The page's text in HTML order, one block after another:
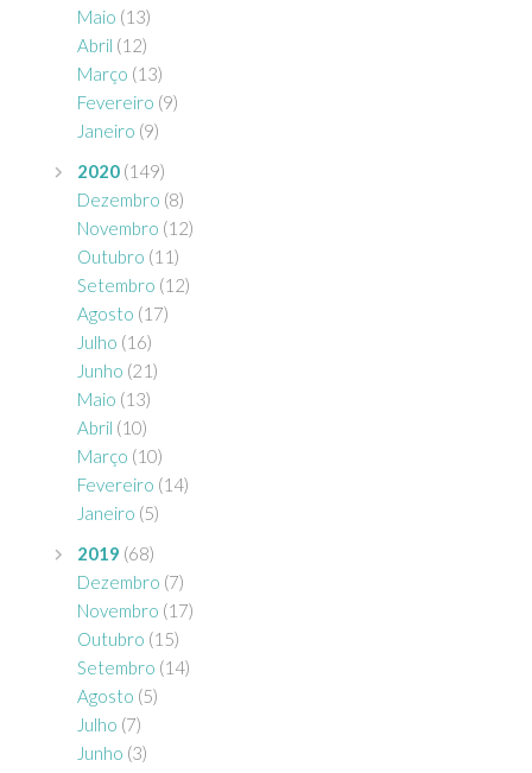
Maio (13)
Abril (12)
Março (13)
Fevereiro (9)
Janeiro (9)
2020 (149)
Dezembro (8)
Novembro (12)
Outubro (11)
Setembro (12)
Agosto (17)
Julho (16)
Junho (21)
Maio (13)
Abril (10)
Março (10)
Fevereiro (14)
Janeiro (5)
2019 (68)
Dezembro (7)
Novembro (17)
Outubro (15)
Setembro (14)
Agosto (5)
Julho (7)
Junho (3)